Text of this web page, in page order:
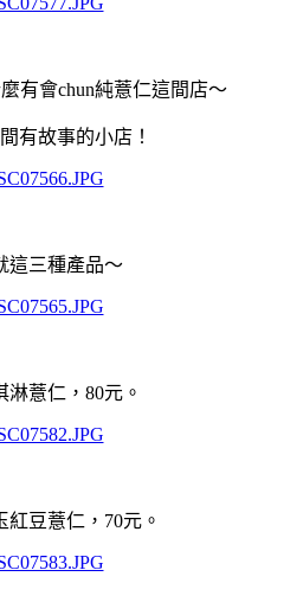
有會chun純薏仁這間店～
有故事的小店！
這三種產品～
淋薏仁，80元。
紅豆薏仁，70元。